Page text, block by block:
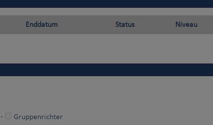
Enddatum Status Niveau
-
Gruppenrichter